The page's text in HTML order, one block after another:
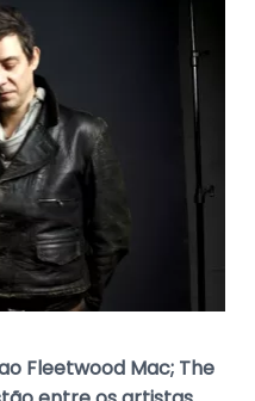
Fleetwood Mac; The